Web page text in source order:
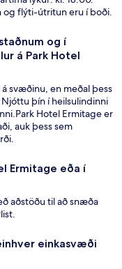
og flýti-útritun eru í boði.
og í
á Park Hotel
svæðinu, en meðal þess
þín í heilsulindinni
Hotel Ermitage er
auk þess sem
Ermitage eða í
aðstöðu til að snæða
einkasvæði